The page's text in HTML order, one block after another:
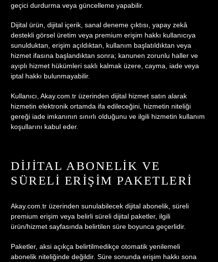
geçici durdurma veya güncelleme yapabilir.
Dijital ürün, dijital içerik, sanal deneme çıktısı, yapay zekâ
destekli görsel üretim veya premium erişim hakkı kullanıcıya
sunulduktan, erişim açıldıktan, kullanım başlatıldıktan veya
hizmet ifasına başlandıktan sonra; kanunen zorunlu haller ve
ayıplı hizmet hükümleri saklı kalmak üzere, cayma, iade veya
iptal hakkı bulunmayabilir.
Kullanıcı, Akay.com.tr üzerinden dijital hizmet satın alarak
hizmetin elektronik ortamda ifa edileceğini, hizmetin niteliği
gereği iade imkanının sınırlı olduğunu ve ilgili hizmetin kullanım
koşullarını kabul eder.
DIJITAL ABONELIK VE
SÜRELI ERIŞIM PAKETLERI
Akay.com.tr üzerinden sunulabilecek dijital abonelik, süreli
premium erişim veya belirli süreli dijital paketler, ilgili
ürün/hizmet sayfasında belirtilen süre boyunca geçerlidir.
Paketler, aksi açıkça belirtilmedikçe otomatik yenilemeli
abonelik niteliğinde değildir. Süre sonunda erişim hakkı sona